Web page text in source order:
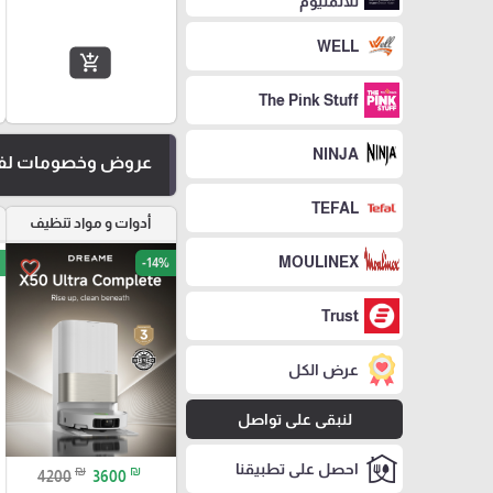
WELL
The Pink Stuff
NINJA
TEFAL
MOULINEX
Trust
عرض الكل
لنبقى على تواصل
احصل على تطبيقنا
add_shopping_cart
عروض وخصومات
أدوات و مواد تنظيف
favorite_border -14%
4200 ₪ 3600 ₪